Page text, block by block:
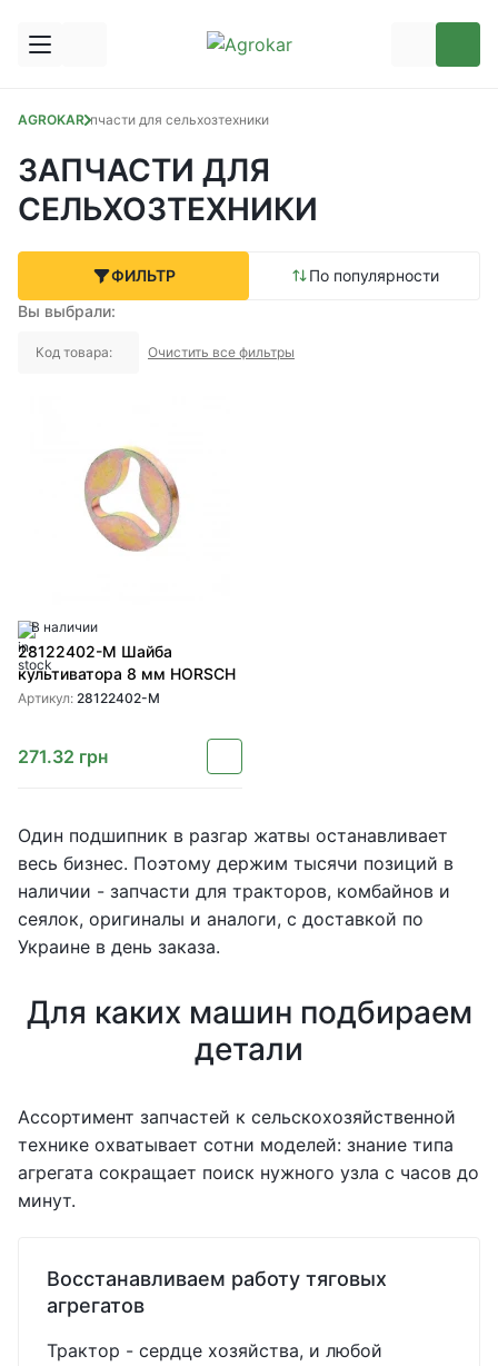
AGROKARЗапчасти для сельхозтехники
ЗАПЧАСТИ ДЛЯ
СЕЛЬХОЗТЕХНИКИ
ФИЛЬТР
По популярности
Вы выбрали:
Код товара: Очистить все фильтры
В наличии
28122402-M Шайба
культиватора 8 мм HORSCH
Артикул: 28122402-M
271.32 грн
Один подшипник в разгар жатвы останавливает
весь бизнес. Поэтому держим тысячи позиций в
наличии - запчасти для тракторов, комбайнов и
сеялок, оригиналы и аналоги, с доставкой по
Украине в день заказа.
Для каких машин подбираем
детали
Ассортимент запчастей к сельскохозяйственной
технике охватывает сотни моделей: знание типа
агрегата сокращает поиск нужного узла с часов до
минут.
Восстанавливаем работу тяговых
агрегатов
Трактор - сердце хозяйства, и любой